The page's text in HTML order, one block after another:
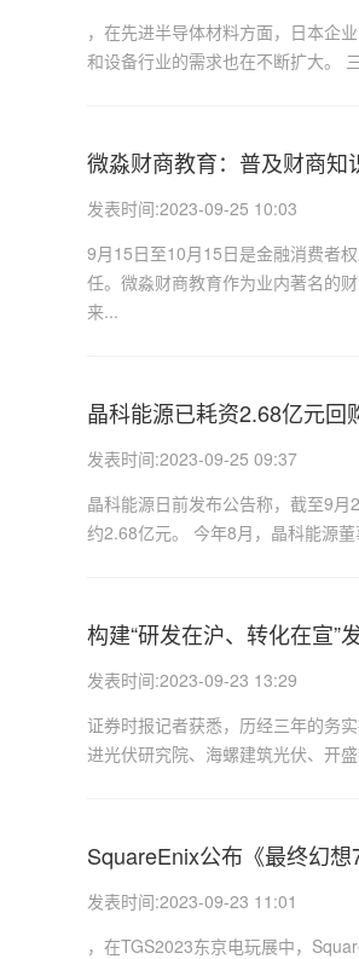
，在先进半导体材料方面，日本企
和设备行业的需求也在不断扩大。
微淼财商教育：普及财商知
发表时间:2023-09-25 10:03
9月15日至10月15日是金融消费者
任。微淼财商教育作为业内著名的
来...
晶科能源已耗资2.68亿元回
发表时间:2023-09-25 09:37
晶科能源日前发布公告称，截至9
约2.68亿元。 今年8月，晶科能源
构建“研发在沪、转化在宣”
发表时间:2023-09-23 13:29
证券时报记者获悉，历经三年的务
进光伏研究院、海螺建筑光伏、开
SquareEnix公布《最终幻
发表时间:2023-09-23 11:01
，在TGS2023东京电玩展中，